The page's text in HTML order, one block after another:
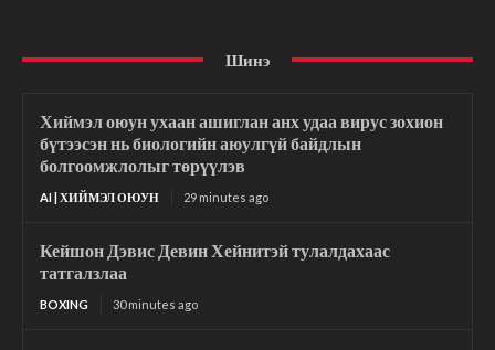
Шинэ
Хиймэл оюун ухаан ашиглан анх удаа вирус зохион
бүтээсэн нь биологийн аюулгүй байдлын
болгоомжлолыг төрүүлэв
AI | ХИЙМЭЛ ОЮУН 29 minutes ago
Кейшон Дэвис Девин Хейнитэй тулалдахаас
татгалзлаа
BOXING 30 minutes ago